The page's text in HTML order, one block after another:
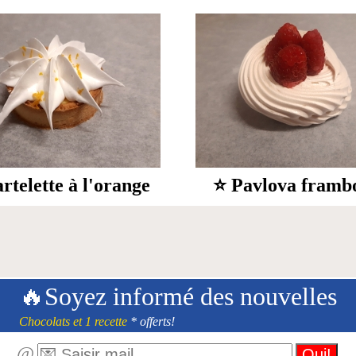
à l'orange ⭐ Pavlova
🔥Soyez informé des nouvelles
Chocolats et 1 recette * offerts!